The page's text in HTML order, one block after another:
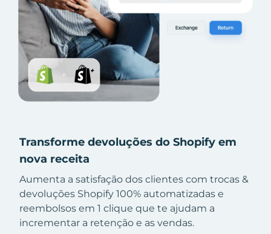
Transforme devoluções do Shopify em
nova receita
Aumenta a satisfação dos clientes com trocas &
devoluções Shopify 100% automatizadas e
reembolsos em 1 clique que te ajudam a
incrementar a retenção e as vendas.